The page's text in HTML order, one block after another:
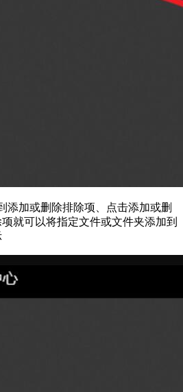
添加或删除排除项、点击添加或删
就可以将指定文件或文件夹添加到